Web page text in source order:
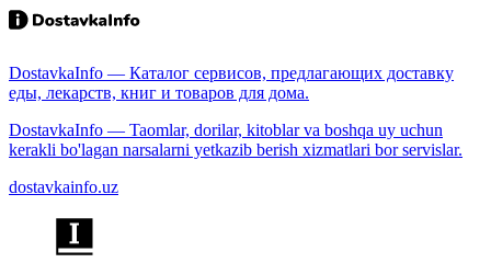
DostavkaInfo — Каталог сервисов, предлагающих доставку
еды, лекарств, книг и товаров для дома.
DostavkaInfo — Taomlar, dorilar, kitoblar va boshqa uy uchun
kerakli bo'lagan narsalarni yetkazib berish xizmatlari bor servislar.
dostavkainfo.uz